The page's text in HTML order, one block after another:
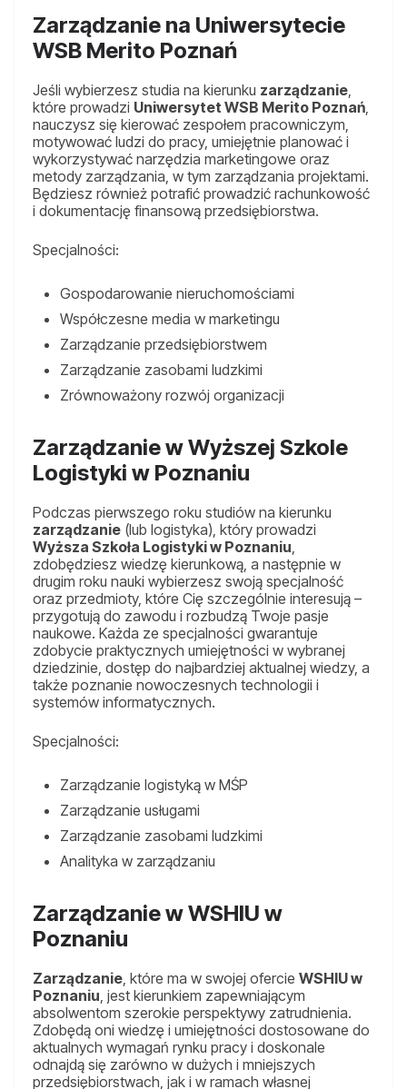
Zarządzanie na Uniwersytecie
WSB Merito Poznań
Jeśli wybierzesz studia na kierunku zarządzanie,
które prowadzi Uniwersytet WSB Merito Poznań,
nauczysz się kierować zespołem pracowniczym,
motywować ludzi do pracy, umiejętnie planować i
wykorzystywać narzędzia marketingowe oraz
metody zarządzania, w tym zarządzania projektami.
Będziesz również potrafić prowadzić rachunkowość
i dokumentację finansową przedsiębiorstwa.
Specjalności:
Gospodarowanie nieruchomościami
Współczesne media w marketingu
Zarządzanie przedsiębiorstwem
Zarządzanie zasobami ludzkimi
Zrównoważony rozwój organizacji
Zarządzanie w Wyższej Szkole
Logistyki w Poznaniu
Podczas pierwszego roku studiów na kierunku
zarządzanie (lub logistyka), który prowadzi
Wyższa Szkoła Logistyki w Poznaniu,
zdobędziesz wiedzę kierunkową, a następnie w
drugim roku nauki wybierzesz swoją specjalność
oraz przedmioty, które Cię szczególnie interesują –
przygotują do zawodu i rozbudzą Twoje pasje
naukowe. Każda ze specjalności gwarantuje
zdobycie praktycznych umiejętności w wybranej
dziedzinie, dostęp do najbardziej aktualnej wiedzy, a
także poznanie nowoczesnych technologii i
systemów informatycznych.
Specjalności:
Zarządzanie logistyką w MŚP
Zarządzanie usługami
Zarządzanie zasobami ludzkimi
Analityka w zarządzaniu
Zarządzanie w WSHIU w
Poznaniu
Zarządzanie, które ma w swojej ofercie WSHIU w
Poznaniu, jest kierunkiem zapewniającym
absolwentom szerokie perspektywy zatrudnienia.
Zdobędą oni wiedzę i umiejętności dostosowane do
aktualnych wymagań rynku pracy i doskonale
odnajdą się zarówno w dużych i mniejszych
przedsiębiorstwach, jak i w ramach własnej